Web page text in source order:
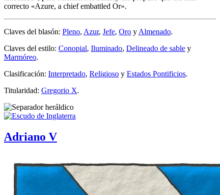
correcto «Azure, a chief embattled Or».
Claves del blasón: Pleno, Azur, Jefe, Oro y Almenado.
Claves del estilo: Conopial, Iluminado, Delineado de sable y
Marmóreo.
Clasificación: Interpretado, Religioso y Estados Pontificios.
Titularidad: Gregorio X.
Adriano V